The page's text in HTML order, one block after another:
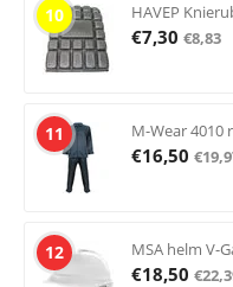
10 HAVEP
€7,30 €8,83
11 M-Wear 4010
€16,50 €
12 MSA helm V-
€18,50 €